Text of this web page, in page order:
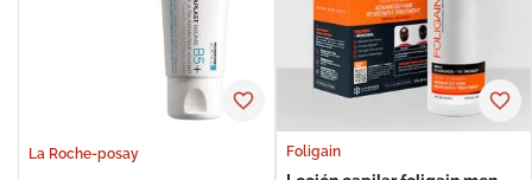
La Roche-posay Foligain